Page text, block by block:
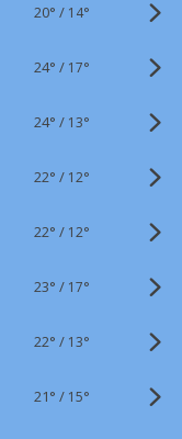
20° / 14°
24° / 17°
24° / 13°
22° / 12°
22° / 12°
23° / 17°
22° / 13°
21° / 15°